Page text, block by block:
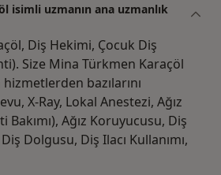
isimli uzmanın ana uzmanlık
Diş Hekimi, Çocuk Diş
Size Mina Türkmen Karaçöl
bazılarını
X-Ray, Lokal Anestezi, Ağız
Bakımı), Ağız Koruyucusu, Diş
Dolgusu, Diş Ilacı Kullanımı,